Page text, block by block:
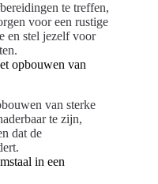
te treffen,
voor een rustige
en stel jezelf voor
opbouwen van
van sterke
te zijn,
dat de
in een